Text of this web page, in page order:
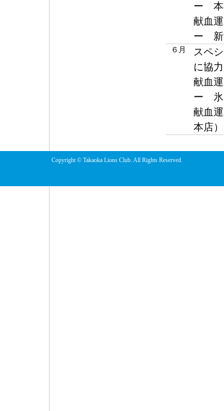
ー 本
献血
ー 新
６月
スペ
に協
献血
ー 氷
献血
本店）
Copyright © Takaoka Lions Club. All Rights Reserved.